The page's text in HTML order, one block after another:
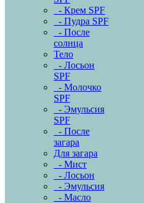
- Крем SPF
- Пудра SPF
- После
солнца
Тело
- Лосьон
SPF
- Молочко
SPF
- Эмульсия
SPF
- После
загара
Для загара
- Мист
- Лосьон
- Эмульсия
- Масло